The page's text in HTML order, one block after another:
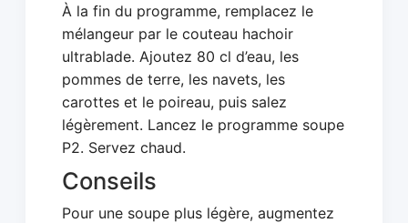
À la fin du programme, remplacez le
mélangeur par le couteau hachoir
ultrablade. Ajoutez 80 cl d’eau, les
pommes de terre, les navets, les
carottes et le poireau, puis salez
légèrement. Lancez le programme soupe
P2. Servez chaud.
Conseils
Pour une soupe plus légère, augmentez